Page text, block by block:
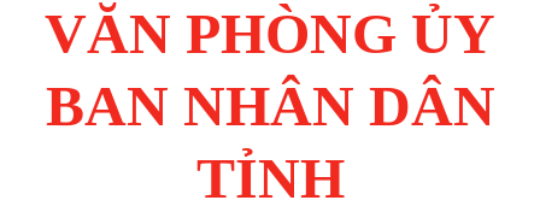
VĂN PHÒNG ỦY
BAN NHÂN DÂN
TỈNH